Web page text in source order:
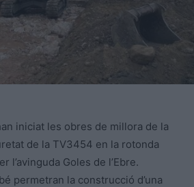
iniciat les obres de millora de la
de la TV3454 en la rotonda
l’avinguda Goles de l’Ebre.
permetran la construcció d’una